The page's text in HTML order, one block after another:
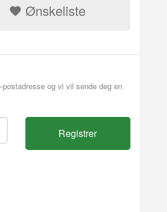
Ønskeliste
og vi vil sende deg en
Registrer